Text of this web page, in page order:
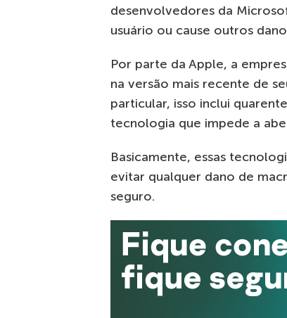
desenvolvedores da
usuário ou cause outros
Por parte da Apple, a
na versão mais recente de
particular, isso inclui
tecnologia que impede a
Basicamente, essas
evitar qualquer dano de
seguro.